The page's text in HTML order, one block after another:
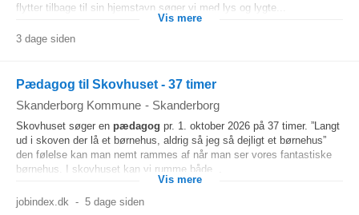
flytter tilbage til sin hjemstavn søger vi med lys og lygte...
Vis mere
3 dage siden
Pædagog til Skovhuset - 37 timer
Skanderborg Kommune - Skanderborg
Skovhuset søger en pædagog pr. 1. oktober 2026 på 37 timer. ”Langt
ud i skoven der lå et børnehus, aldrig så jeg så dejligt et børnehus”
den følelse kan man nemt rammes af når man ser vores fantastiske
børnehus. I skovhuset kan vi rumme både...
Vis mere
jobindex.dk - 5 dage siden